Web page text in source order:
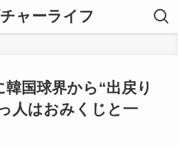
ャーライフ
国球界から“出戻り
人はおみくじと一